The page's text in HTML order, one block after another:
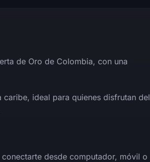
de Oro de Colombia, con una
ideal para quienes disfrutan del
desde computador, móvil o